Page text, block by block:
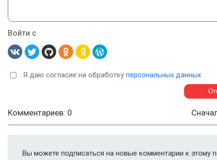
Войти с
Я даю согласие на обработку персональных данных
Комментариев: 0
Вы можете подписаться на новые комментарии к этому